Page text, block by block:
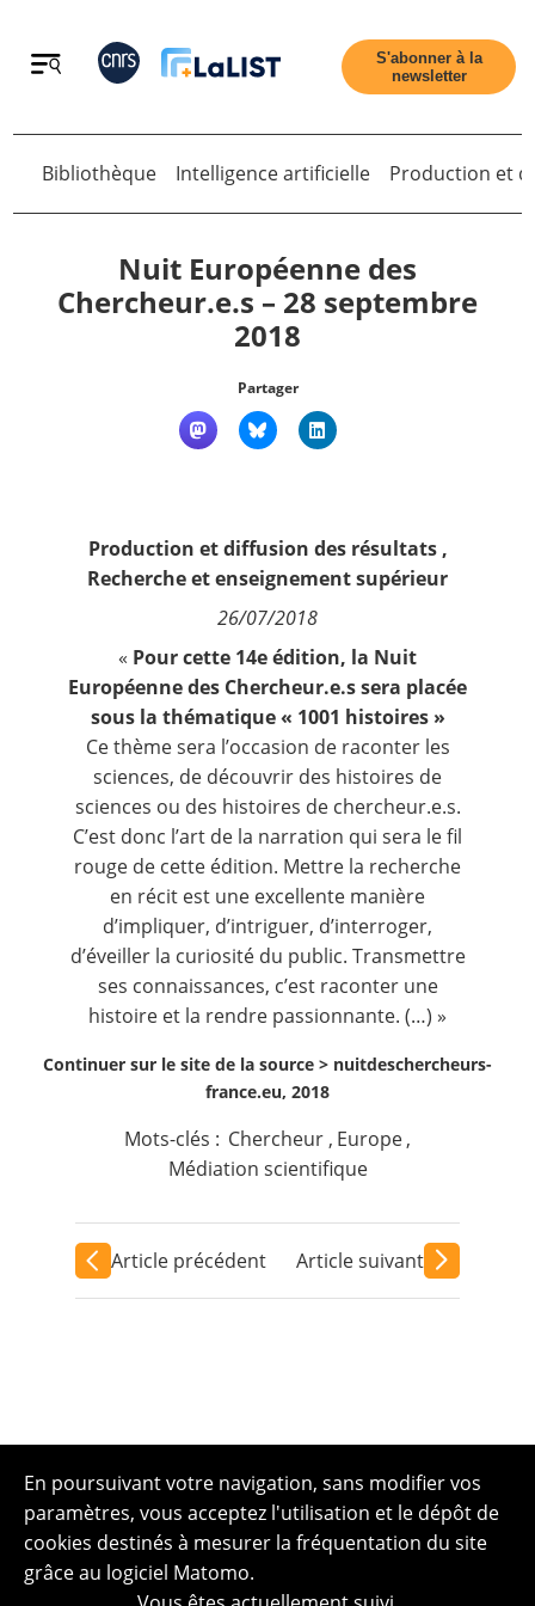
Retour
Contact
S'abonner à la
newsletter
Retour
Bibliothèque Intelligence artificielle Production et
Nuit Européenne des
Chercheur.e.s – 28 septembre
2018
Partager
Production et diffusion des résultats,
Recherche et enseignement supérieur
26/07/2018
« Pour cette 14e édition, la Nuit
Européenne des Chercheur.e.s sera placée
sous la thématique « 1001 histoires »
Ce thème sera l’occasion de raconter les
sciences, de découvrir des histoires de
sciences ou des histoires de chercheur.e.s.
C’est donc l’art de la narration qui sera le fil
rouge de cette édition. Mettre la recherche
en récit est une excellente manière
d’impliquer, d’intriguer, d’interroger,
d’éveiller la curiosité du public. Transmettre
ses connaissances, c’est raconter une
histoire et la rendre passionnante. (…) »
Continuer sur le site de la source > nuitdeschercheurs-
france.eu, 2018
Mots-clés : Chercheur , Europe,
Médiation scientifique
Article précédent Article suivant
En poursuivant votre navigation, sans modifier vos
paramètres, vous acceptez l'utilisation et le dépôt de
cookies destinés à mesurer la fréquentation du site
grâce au logiciel Matomo.